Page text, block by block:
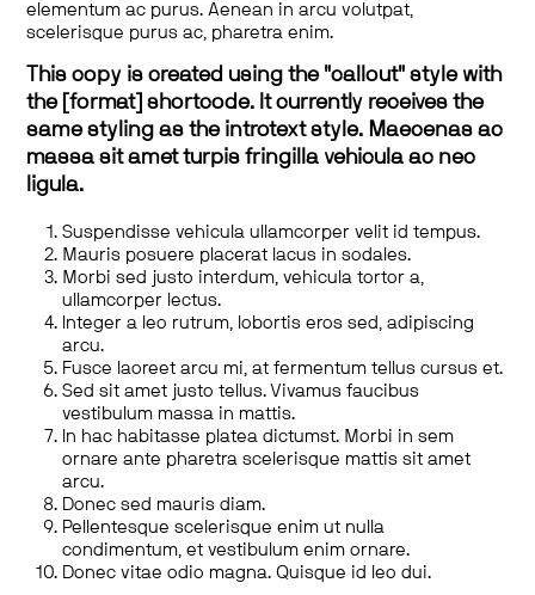
elementum ac purus. Aenean in arcu volutpat,
scelerisque purus ac, pharetra enim.
This copy is created using the "callout" style with
the [format] shortcode. It currently receives the
same styling as the introtext style. Maecenas ac
massa sit amet turpis fringilla vehicula ac nec
ligula.
Suspendisse vehicula ullamcorper velit id tempus.
Mauris posuere placerat lacus in sodales.
Morbi sed justo interdum, vehicula tortor a,
ullamcorper lectus.
Integer a leo rutrum, lobortis eros sed, adipiscing
arcu.
Fusce laoreet arcu mi, at fermentum tellus cursus et.
Sed sit amet justo tellus. Vivamus faucibus
vestibulum massa in mattis.
In hac habitasse platea dictumst. Morbi in sem
ornare ante pharetra scelerisque mattis sit amet
arcu.
Donec sed mauris diam.
Pellentesque scelerisque enim ut nulla
condimentum, et vestibulum enim ornare.
Donec vitae odio magna. Quisque id leo dui.